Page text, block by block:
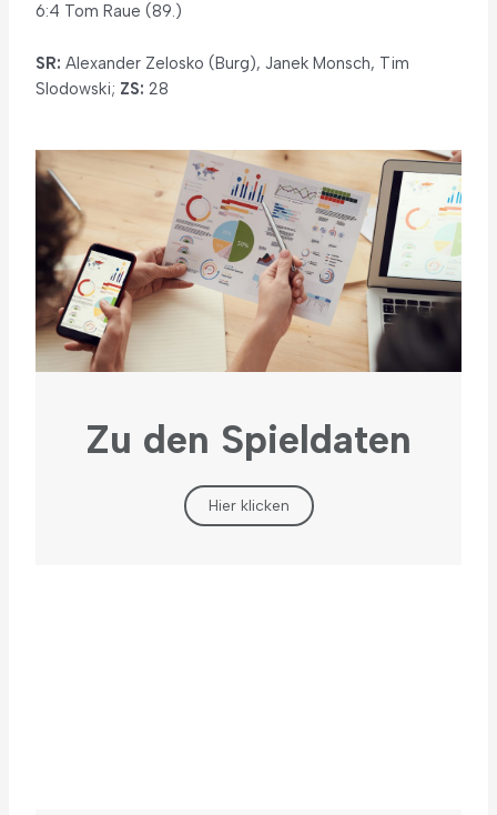
6:4 Tom Raue (89.)
SR:Alexander Zelosko (Burg), Janek Monsch, Tim
Slodowski; ZS: 28
Zu den Spieldaten
Hier klicken